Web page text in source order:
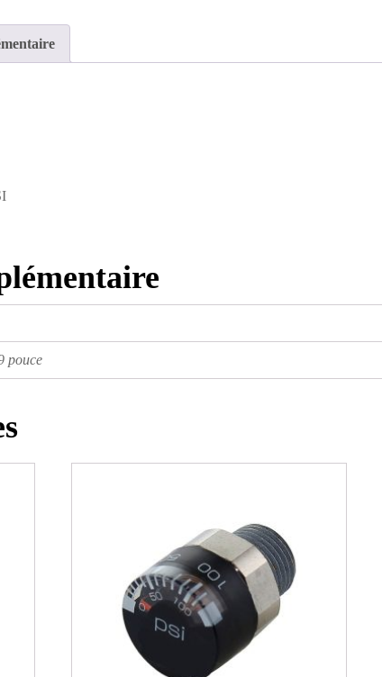
pouce